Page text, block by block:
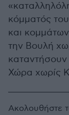
κόμματός
και
την Βουλή
Χώρα χωρίς
Ακολουθήστε